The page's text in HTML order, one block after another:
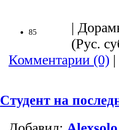
85
|
(Рус.
Комментарии (0) |
Студент на